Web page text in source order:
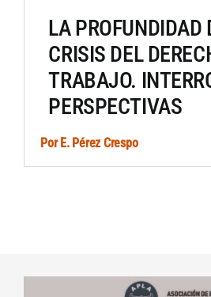
Artículos por autor
Artículos por sección
LA PROFUNDIDAD
CRISIS DEL
TRABAJO.
PERSPECTIVAS
Por E. Pérez Crespo